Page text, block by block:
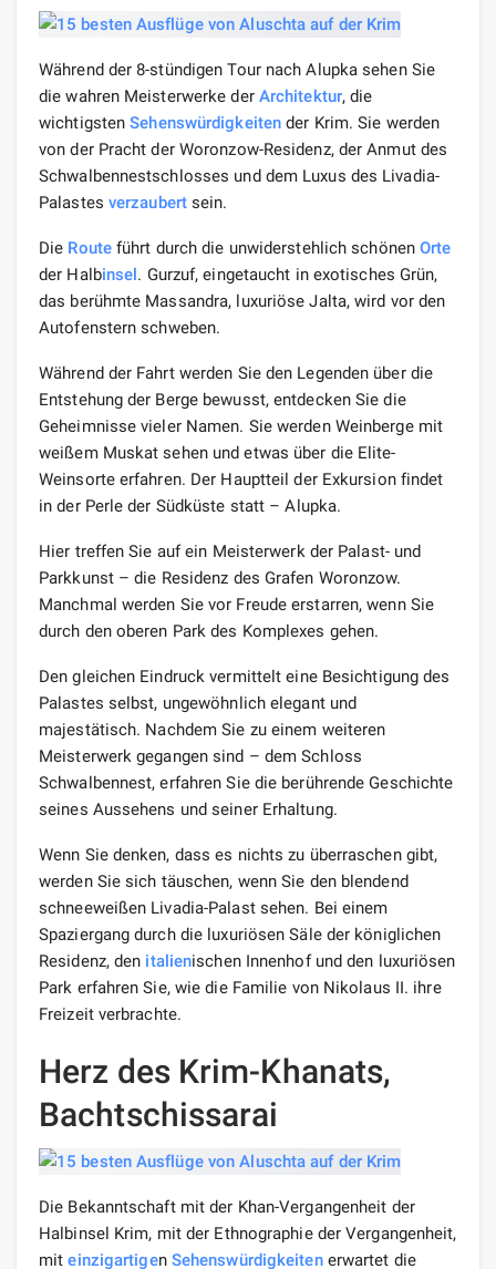
Während der 8-stündigen Tour nach Alupka sehen Sie
die wahren Meisterwerke der Architektur, die
wichtigstenSehenswürdigkeiten der Krim. Sie werden
von der Pracht der Woronzow-Residenz, der Anmut des
Schwalbennestschlosses und dem Luxus des Livadia-
Palastes verzaubertsein.
Die Routeführt durch die unwiderstehlich schönenOrte
der Halbinsel. Gurzuf, eingetaucht in exotisches Grün,
das berühmte Massandra, luxuriöse Jalta, wird vor den
Autofenstern schweben.
Während der Fahrt werden Sie den Legenden über die
Entstehung der Berge bewusst, entdecken Sie die
Geheimnisse vieler Namen. Sie werden Weinberge mit
weißem Muskat sehen und etwas über die Elite-
Weinsorte erfahren. Der Hauptteil der Exkursion findet
in der Perle der Südküste statt – Alupka.
Hier treffen Sie auf ein Meisterwerk der Palast- und
Parkkunst – die Residenz des Grafen Woronzow.
Manchmal werden Sie vor Freude erstarren, wenn Sie
durch den oberen Park des Komplexes gehen.
Den gleichen Eindruck vermittelt eine Besichtigung des
Palastes selbst, ungewöhnlich elegant und
majestätisch. Nachdem Sie zu einem weiteren
Meisterwerk gegangen sind – dem Schloss
Schwalbennest, erfahren Sie die berührende Geschichte
seines Aussehens und seiner Erhaltung.
Wenn Sie denken, dass es nichts zu überraschen gibt,
werden Sie sich täuschen, wenn Sie den blendend
schneeweißen Livadia-Palast sehen. Bei einem
Spaziergang durch die luxuriösen Säle der königlichen
Residenz, den italienischen Innenhof und den luxuriösen
Park erfahren Sie, wie die Familie von Nikolaus II. ihre
Freizeit verbrachte.
Herz des Krim-Khanats,
Bachtschissarai
Die Bekanntschaft mit der Khan-Vergangenheit der
Halbinsel Krim, mit der Ethnographie der Vergangenheit,
miteinzigartigen Sehenswürdigkeitenerwartet die